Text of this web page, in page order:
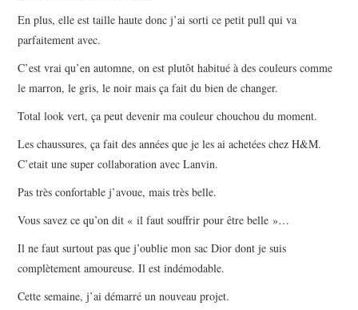
En plus, elle est taille haute donc j’ai sorti ce petit pull qui va
parfaitement avec.
C’est vrai qu’en automne, on est plutôt habitué à des couleurs comme
le marron, le gris, le noir mais ça fait du bien de changer.
Total look vert, ça peut devenir ma couleur chouchou du moment.
Les chaussures, ça fait des années que je les ai achetées chez H&M.
C’etait une super collaboration avec Lanvin.
Pas très confortable j’avoue, mais très belle.
Vous savez ce qu’on dit « il faut souffrir pour être belle »…
Il ne faut surtout pas que j’oublie mon sac Dior dont je suis
complètement amoureuse. Il est indémodable.
Cette semaine, j’ai démarré un nouveau projet.